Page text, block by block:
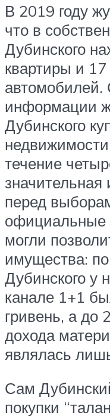
В 2019 году
что в
Дубинского
квартиры и 17
автомобилей.
информации
Дубинского
течение
значительная
перед
официальные
могли
имущества:
Дубинского у
канале 1+1
гривень, а до
дохода
являлась
Сам
покупки